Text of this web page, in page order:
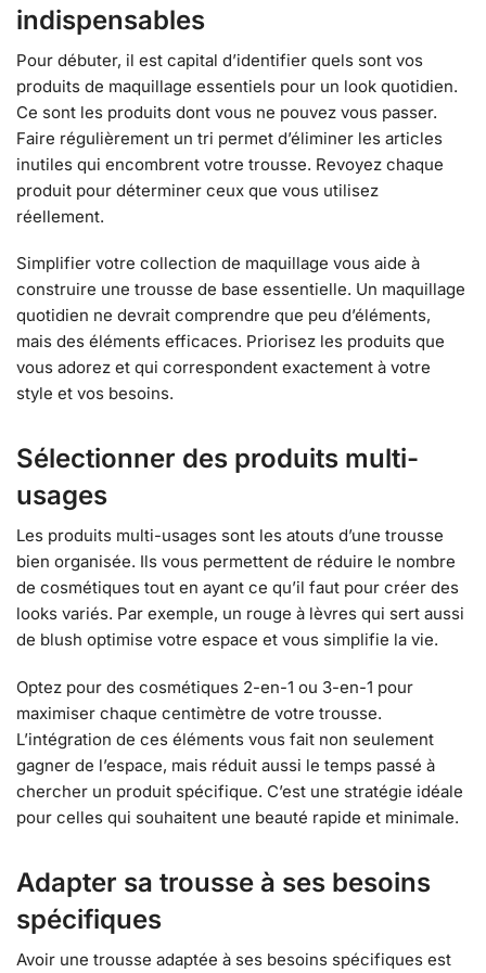
indispensables
Pour débuter, il est capital d’identifier quels sont vos
produits de maquillage essentiels pour un look quotidien.
Ce sont les produits dont vous ne pouvez vous passer.
Faire régulièrement un tri permet d’éliminer les articles
inutiles qui encombrent votre trousse. Revoyez chaque
produit pour déterminer ceux que vous utilisez
réellement.
Simplifier votre collection de maquillage vous aide à
construire une trousse de base essentielle. Un maquillage
quotidien ne devrait comprendre que peu d’éléments,
mais des éléments efficaces. Priorisez les produits que
vous adorez et qui correspondent exactement à votre
style et vos besoins.
Sélectionner des produits multi-
usages
Les produits multi-usages sont les atouts d’une trousse
bien organisée. Ils vous permettent de réduire le nombre
de cosmétiques tout en ayant ce qu’il faut pour créer des
looks variés. Par exemple, un rouge à lèvres qui sert aussi
de blush optimise votre espace et vous simplifie la vie.
Optez pour des cosmétiques 2-en-1 ou 3-en-1 pour
maximiser chaque centimètre de votre trousse.
L’intégration de ces éléments vous fait non seulement
gagner de l’espace, mais réduit aussi le temps passé à
chercher un produit spécifique. C’est une stratégie idéale
pour celles qui souhaitent une beauté rapide et minimale.
Adapter sa trousse à ses besoins
spécifiques
Avoir une trousse adaptée à ses besoins spécifiques est